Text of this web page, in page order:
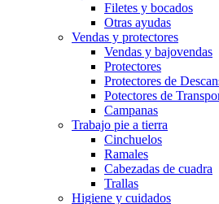
Filetes y bocados
Otras ayudas
Vendas y protectores
Vendas y bajovendas
Protectores
Protectores de
Potectores de
Campanas
Trabajo pie a tierra
Cinchuelos
Ramales
Cabezadas de cuadra
Trallas
Higiene y cuidados